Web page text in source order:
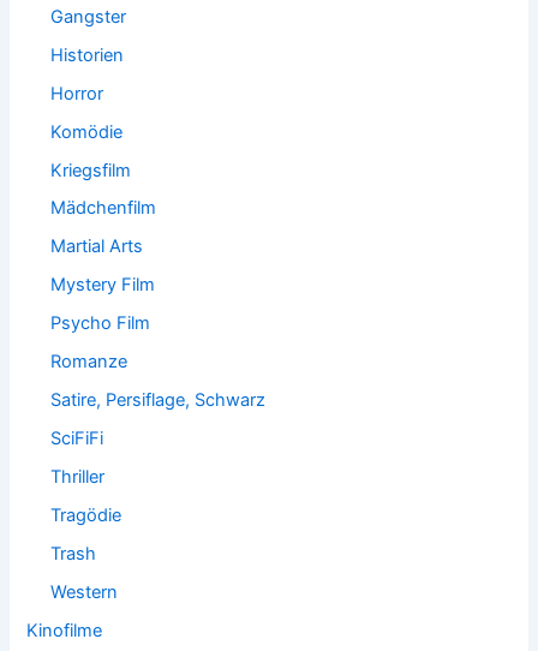
Gangster
Historien
Horror
Komödie
Kriegsfilm
Mädchenfilm
Martial Arts
Mystery Film
Psycho Film
Romanze
Satire, Persiflage, Schwarz
SciFiFi
Thriller
Tragödie
Trash
Western
Kinofilme